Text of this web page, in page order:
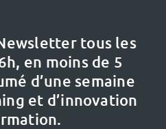
tous les
en moins de 5
d’une semaine
et d’innovation